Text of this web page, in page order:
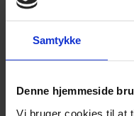
Samtykke
Denne hjemmeside
Vi bruger cookies til at